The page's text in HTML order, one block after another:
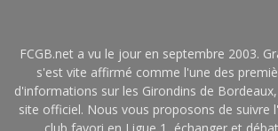
FCGB.net a vu le jour en septembre 2003.
s'est vite affirmé comme l'une des
d'informations sur les Girondins de
site officiel. Nous vous proposons de suivre